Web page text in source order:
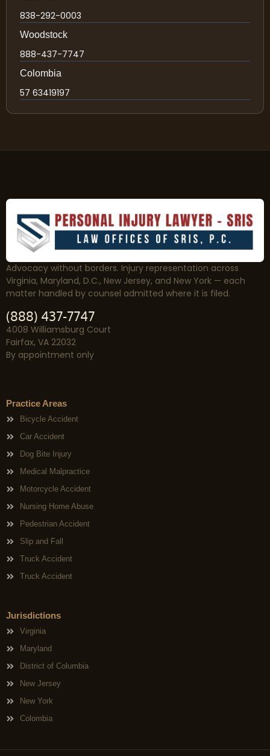
838-292-0003
Woodstock
888-437-7747
Colombia
57 63419197
Advocacy without borders. Injury representation across
Virginia, Maryland, D.C., New Jersey, and New York — each
matter handled by counsel admitted where it is filed.
(888) 437-7747
4008 Williamsburg Court
Fairfax, VA 22032
By appointment only
Practice Areas
Bicycle Accident
Car Accident
Dog Bite Injury
Medical Malpractice
Motorcycle Accident
Nursing Home Abuse
Pedestrian Accident
Slip and Fall
Truck Accident
Truck Accident
Jurisdictions
Virginia
Maryland
District of Columbia
New Jersey
New York
Colombia